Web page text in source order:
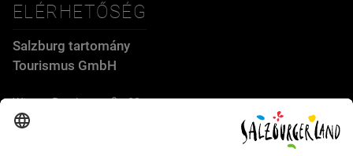
ELÉRHETŐSÉG
Salzburg tartomány
Tourismus GmbH
Wiener Bundesstraße 23
5300 Hallwang